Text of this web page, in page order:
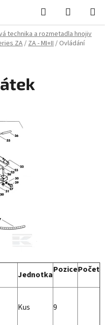
Hledat
KOŠÍK
technika a rozmetadla hnojiv
ZA/ZA - MI+II/ Ovládání
JednotkaPozicePočet
Kus 9